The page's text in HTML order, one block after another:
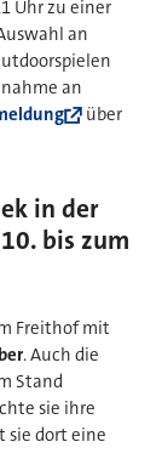
Uhr zu einer
an
an
über
in der
bis zum
Freithof mit
. Auch die
Stand
sie ihre
sie dort eine